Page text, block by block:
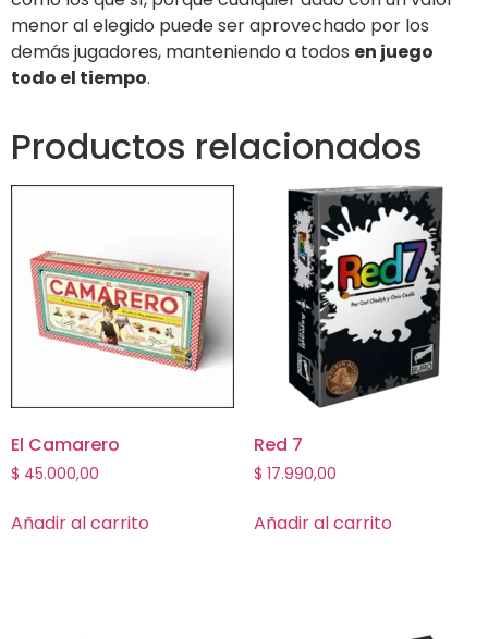
menor al elegido puede ser aprovechado por los
demás jugadores, manteniendo a todos en juego
todo el tiempo.
Productos relacionados
El Camarero
$ 45.000,00
Añadir al carrito
Red 7
$ 17.990,00
Añadir al carrito